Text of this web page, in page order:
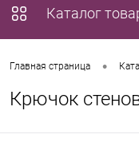
Каталог
Главная страница •
Крючок